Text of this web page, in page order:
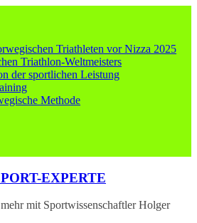
Triathleten vor Nizza 2025
Triathlon-Weltmeisters
der sportlichen Leistung
Methode
EXPERTE
mit Sportwissenschaftler Holger